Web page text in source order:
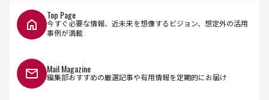
Top Page
今すぐ必要な情報、近未来を想像するビジョン、想定外の活用
事例が満載
Mail Magazine
編集部おすすめの厳選記事や有用情報を定期的にお届け